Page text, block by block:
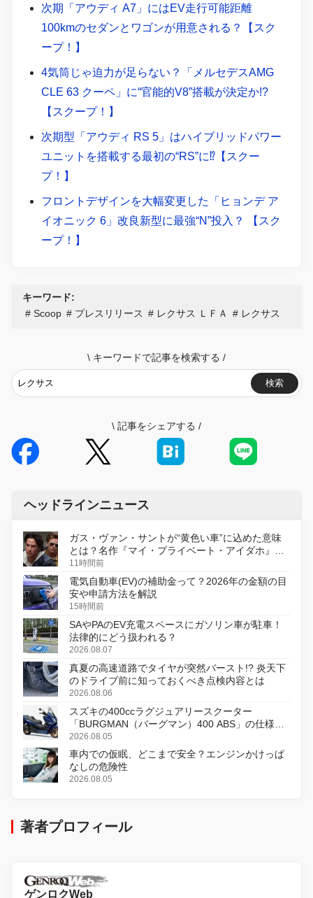
次期「アウディ A7」にはEV走行可能距離
100kmのセダンとワゴンが用意される？【スク
ープ！】
4気筒じゃ迫力が足らない？「メルセデスAMG
CLE 63 クーペ」に“官能的V8”搭載が決定か!?
【スクープ！】
次期型「アウディ RS 5」はハイブリッドパワー
ユニットを搭載する最初の“RS”に⁉︎【スクー
プ！】
フロントデザインを大幅変更した「ヒョンデ ア
イオニック 6」改良新型に最強“N”投入？ 【スク
ープ！】
キーワード:
Scoop
プレスリリース レクサス ＬＦＡ レクサス
\ キーワードで記事を検索する /
検索
\ 記事をシェアする /
ヘッドラインニュース
ガス・ヴァン・サントが“黄色い車”に込めた意味
とは？名作『マイ・プライベート・アイダホ』が
初のデジタルリマスター版で復活
11時間前
電気自動車(EV)の補助金って？2026年の金額の目
安や申請方法を解説
15時間前
SAやPAのEV充電スペースにガソリン車が駐車！
法律的にどう扱われる？
2026.08.07
真夏の高速道路でタイヤが突然バースト!? 炎天下
のドライブ前に知っておくべき点検内容とは
2026.08.06
スズキの400ccラグジュアリースクーター
「BURGMAN（バーグマン）400 ABS」の仕様を
変更し、8月18日に発売
2026.08.05
車内での仮眠、どこまで安全？エンジンかけっぱ
なしの危険性
2026.08.05
著者プロフィール
ゲンロクWeb